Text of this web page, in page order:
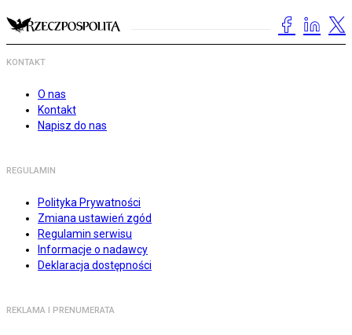
KONTAKT
O nas
Kontakt
Napisz do nas
REGULAMIN
Polityka Prywatności
Zmiana ustawień zgód
Regulamin serwisu
Informacje o nadawcy
Deklaracja dostępności
REKLAMA I PRENUMERATA